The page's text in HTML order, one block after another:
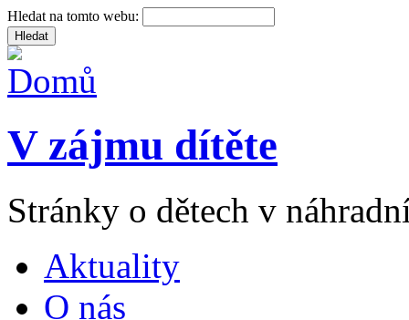
Hledat na tomto webu:
V zájmu dítěte
Stránky o dětech v
Aktuality
O nás